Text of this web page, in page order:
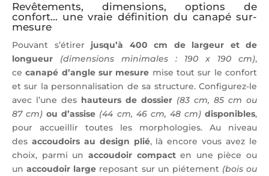
Revêtements, dimensions, options de
confort… une vraie définition du canapé sur-
mesure
Pouvant s’étirer jusqu’à 400 cm de largeur et de
longueur
(dimensions minimales : 190 x 190 cm),
cecanapé d’angle sur mesure mise tout sur le confort
et sur la personnalisation de sa structure. Configurez-le
avec l’une des hauteurs de dossier (83 cm, 85 cm ou
87 cm) ou d’assise (44 cm, 46 cm, 48 cm) disponibles,
pour accueillir toutes les morphologies. Au niveau
des accoudoirs au design plié, là encore vous avez le
choix, parmi un accoudoir compacten une pièce ou
unaccoudoir large reposant sur un piétement (bois ou